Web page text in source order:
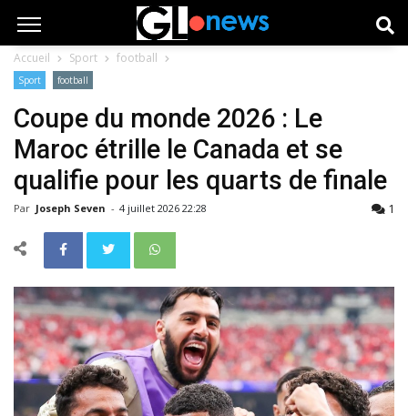
Accueil Sport football
Sport football
Coupe du monde 2026 : Le
Maroc étrille le Canada et se
qualifie pour les quarts de finale
Par Joseph Seven - 4 juillet 2026 22:28 1